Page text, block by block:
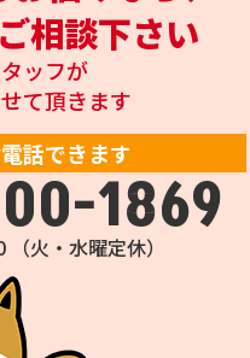
相談下さい
ッフが
て頂きます
話できます
1869
火・水曜定休）